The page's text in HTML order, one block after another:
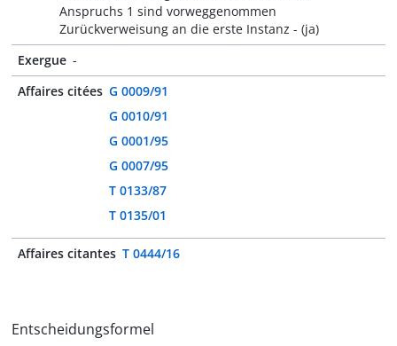
Anspruchs 1 sind vorweggenommen
Zurückverweisung an die erste Instanz - (ja)
Exergue -
Affaires citées G 0009/91
G 0010/91
G 0001/95
G 0007/95
T 0133/87
T 0135/01
Affaires citantes T 0444/16
Entscheidungsformel